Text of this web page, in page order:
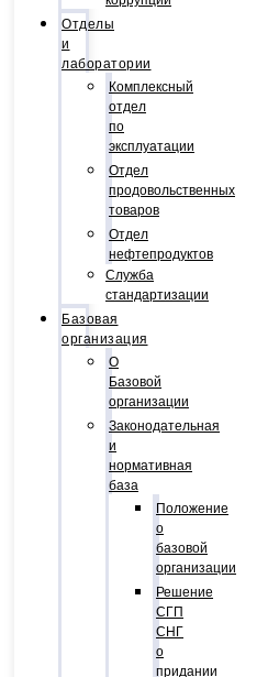
Отделы
и
лаборатории
Комплексный
отдел
по
эксплуатации
Отдел
продовольственных
товаров
Отдел
нефтепродуктов
Служба
стандартизации
Базовая
организация
О
Базовой
организации
Законодательная
и
нормативная
база
Положение
о
базовой
организации
Решение
СГП
СНГ
о
придании